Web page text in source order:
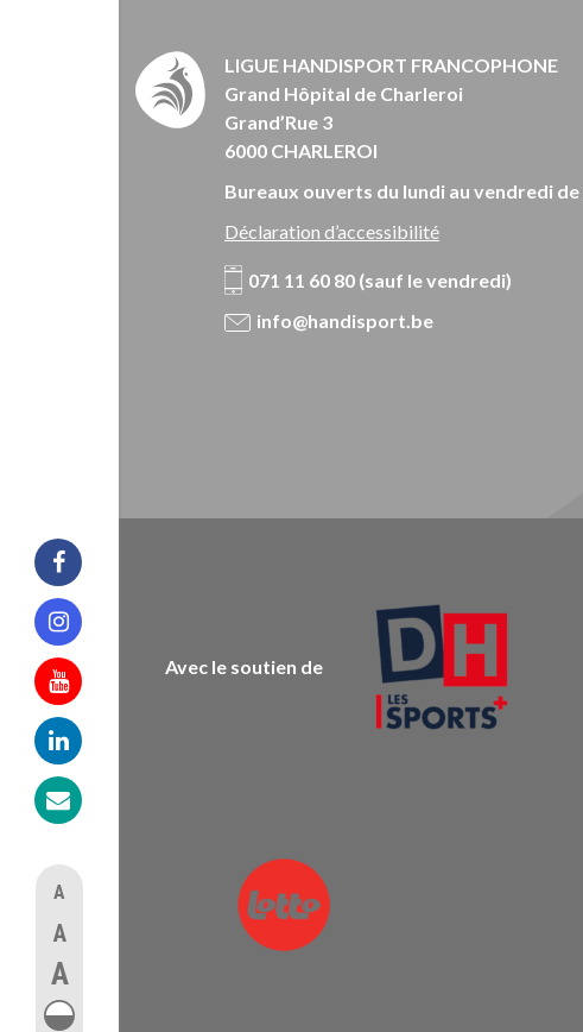
Facebook
Instagram
Youtube
Linkedin
A
A
A
LIGUE HANDISPORT FRANCOPHONE
Grand Hôpital de Charleroi
Grand’Rue 3
6000 CHARLEROI
Bureaux ouverts du lundi au vendredi de
Déclaration d’accessibilité
071 11 60 80 (sauf le vendredi)
info@handisport.be
Avec le soutien de